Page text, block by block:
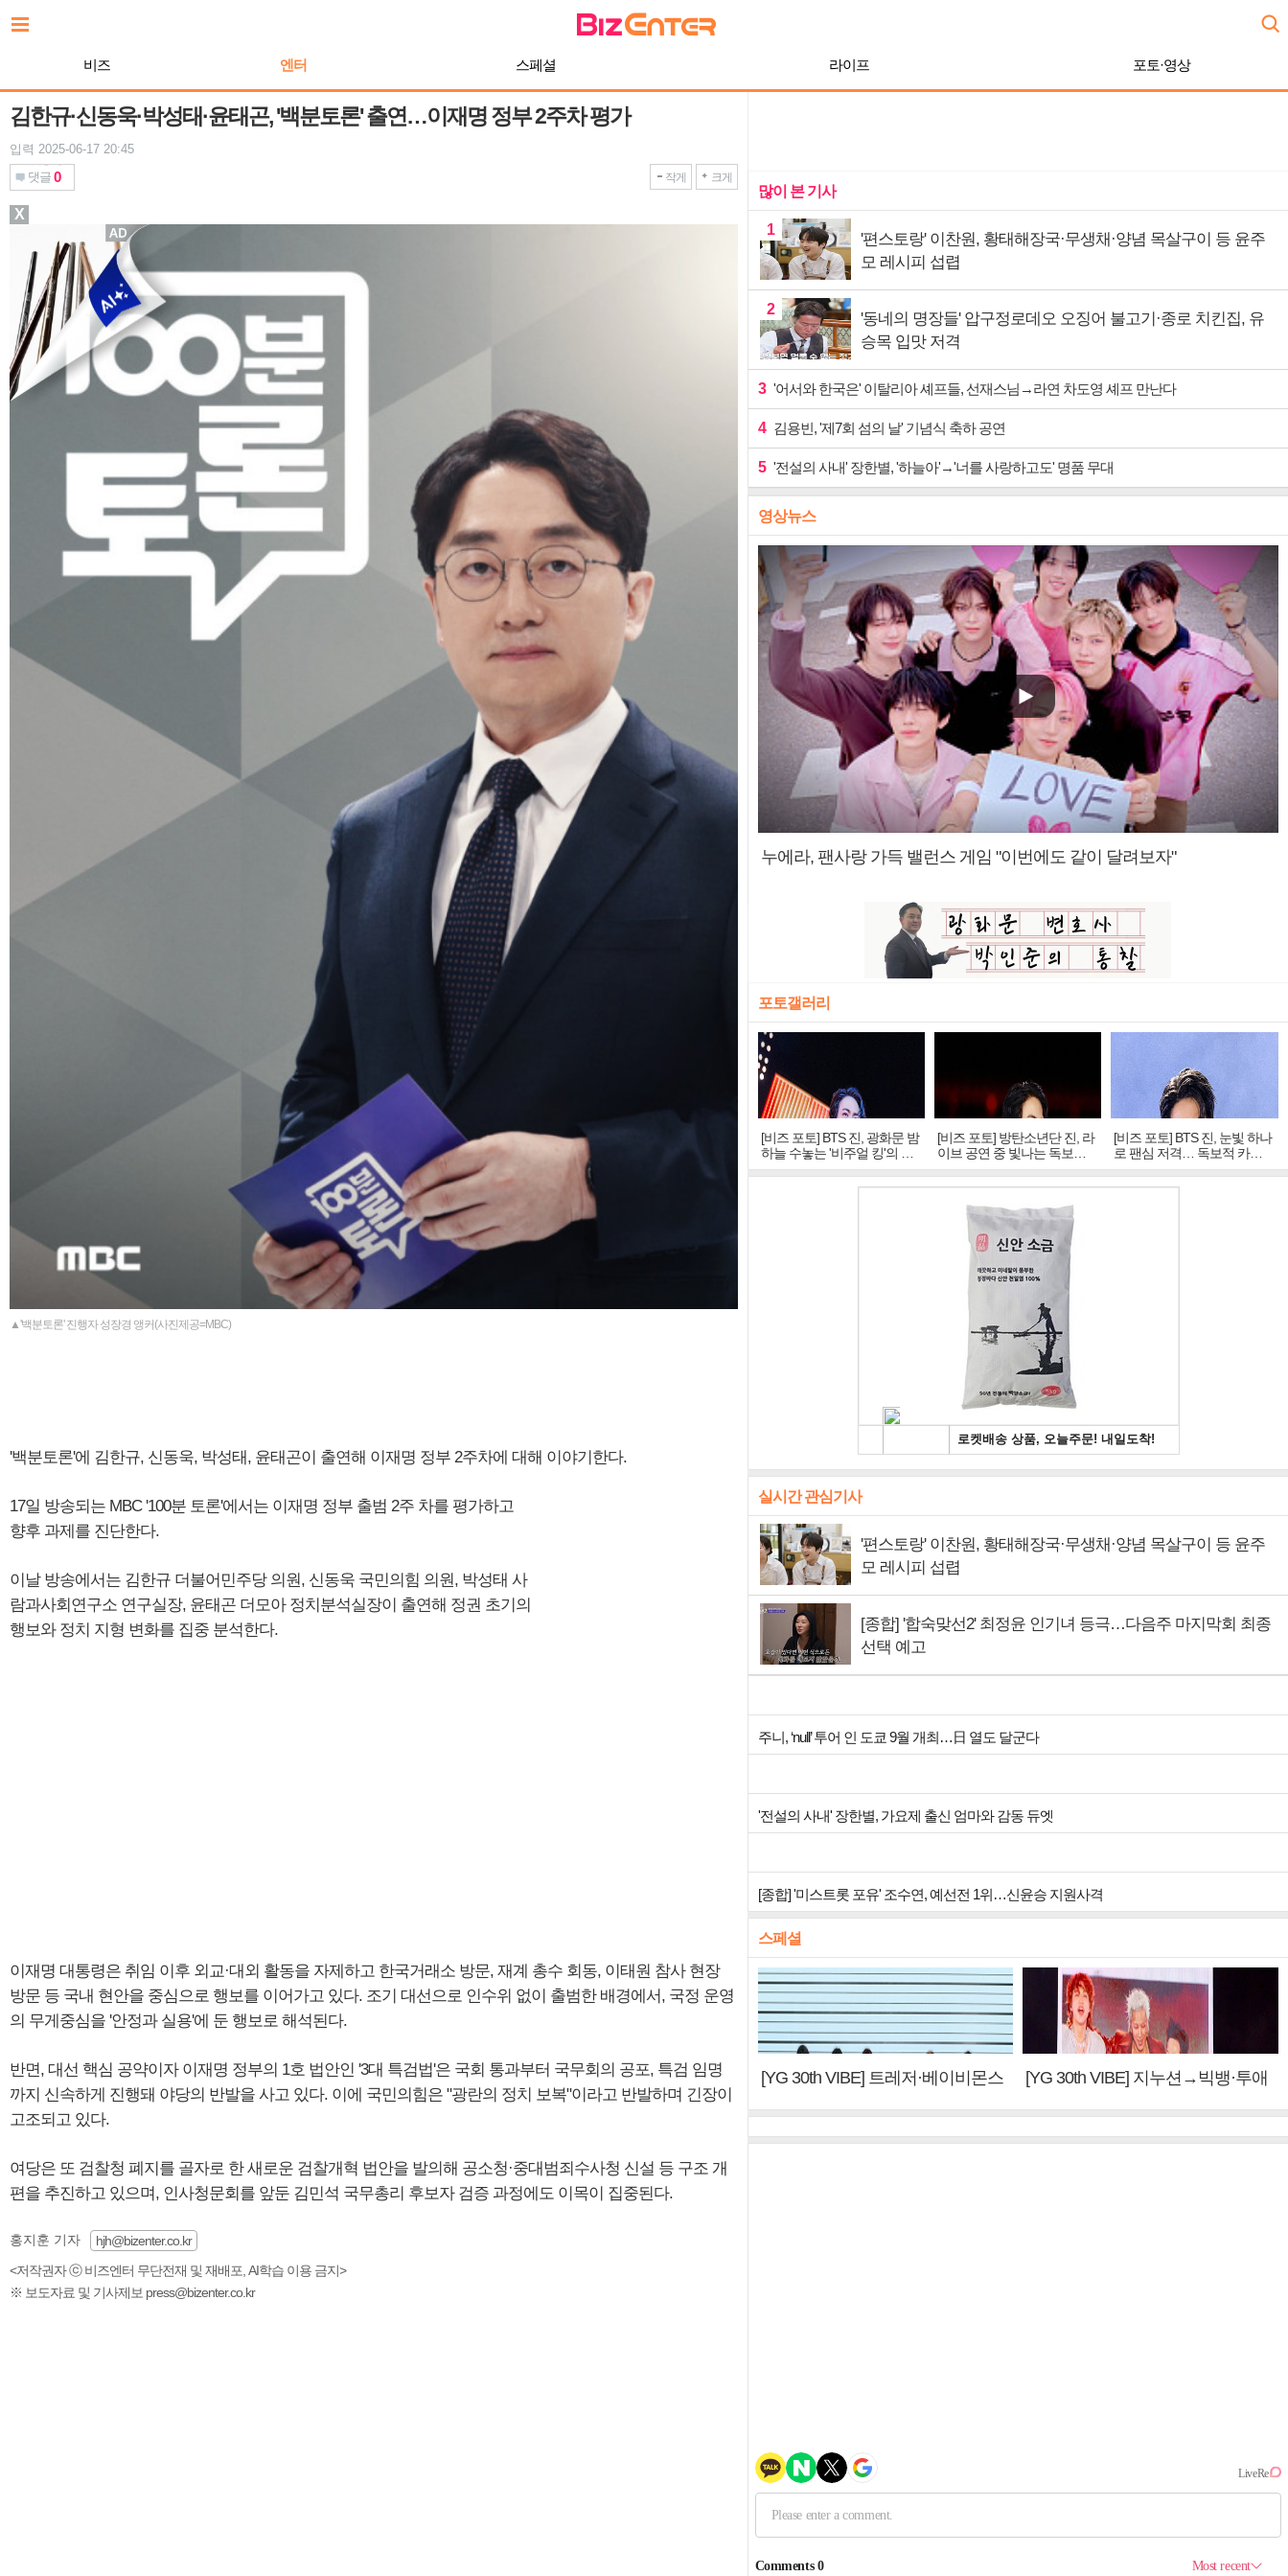
문
비즈 엔터 스페셜 라이프 포토·영상
김한규·신동욱·박성태·윤태곤, '백분토론' 출연…이재명 정부 2주차 평가
입력 2025-06-17 20:45
댓글 0 작게 크게
▲'백분토론' 진행자 성장경 앵커(사진제공=MBC)
'백분토론'에 김한규, 신동욱, 박성태, 윤태곤이 출연해 이재명 정부 2주차에 대해 이야기한다.
17일 방송되는 MBC '100분 토론'에서는 이재명 정부 출범 2주 차를 평가하고
향후 과제를 진단한다.
이날 방송에서는 김한규 더불어민주당 의원, 신동욱 국민의힘 의원, 박성태 사
람과사회연구소 연구실장, 윤태곤 더모아 정치분석실장이 출연해 정권 초기의
행보와 정치 지형 변화를 집중 분석한다.
이재명 대통령은 취임 이후 외교·대외 활동을 자제하고 한국거래소 방문, 재계 총수 회동, 이태원 참사 현장
방문 등 국내 현안을 중심으로 행보를 이어가고 있다. 조기 대선으로 인수위 없이 출범한 배경에서, 국정 운영
의 무게중심을 '안정과 실용'에 둔 행보로 해석된다.
반면, 대선 핵심 공약이자 이재명 정부의 1호 법안인 '3대 특검법'은 국회 통과부터 국무회의 공포, 특검 임명
까지 신속하게 진행돼 야당의 반발을 사고 있다. 이에 국민의힘은 "광란의 정치 보복"이라고 반발하며 긴장이
고조되고 있다.
여당은 또 검찰청 폐지를 골자로 한 새로운 검찰개혁 법안을 발의해 공소청·중대범죄수사청 신설 등 구조 개
편을 추진하고 있으며, 인사청문회를 앞둔 김민석 국무총리 후보자 검증 과정에도 이목이 집중된다.
홍지훈 기자
hjh@bizenter.co.kr
<저작권자 ⓒ 비즈엔터 무단전재 및 재배포, AI학습 이용 금지>
※ 보도자료 및 기사제보 press@bizenter.co.kr
많이 본 기사
1
'편스토랑' 이찬원, 황태해장국·무생채·양념 목살구이 등 윤주
모 레시피 섭렵
2
'동네의 명장들' 압구정로데오 오징어 불고기·종로 치킨집, 유
승목 입맛 저격
3 '어서와 한국은' 이탈리아 셰프들, 선재스님→라연 차도영 셰프 만난다
4 김용빈, '제7회 섬의 날' 기념식 축하 공연
5 '전설의 사내' 장한별, '하늘아'→'너를 사랑하고도' 명품 무대
영상뉴스
누에라, 팬사랑 가득 밸런스 게임 "이번에도 같이 달려보자"
포토갤러리
[비즈 포토] BTS 진, 광화문 밤
하늘 수놓는 '비주얼 킹'의 열
창
[비즈 포토] 방탄소년단 진, 라
이브 공연 중 빛나는 독보적
아우라
[비즈 포토] BTS 진, 눈빛 하나
로 팬심 저격… 독보적 카리
스마
실시간 관심기사
'편스토랑' 이찬원, 황태해장국·무생채·양념 목살구이 등 윤주
모 레시피 섭렵
[종합] '합숙맞선2' 최정윤 인기녀 등극…다음주 마지막회 최종
선택 예고
주니, ‘null’ 투어 인 도쿄 9월 개최…日 열도 달군다
'전설의 사내' 장한별, 가요제 출신 엄마와 감동 듀엣
[종합] '미스트롯 포유' 조수연, 예선전 1위…신윤승 지원사격
스페셜
[YG 30th VIBE] 트레저·베이비몬스
[YG 30th VIBE] 지누션→빅뱅·투애
X